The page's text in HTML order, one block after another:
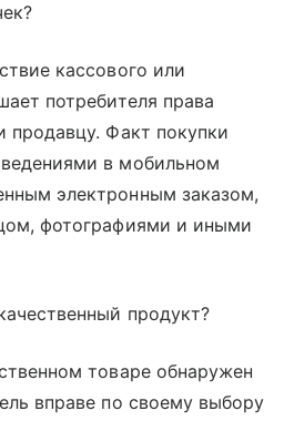
кассового или
потребителя права
продавцу. Факт покупки
в мобильном
электронным заказом,
фотографиями и иными
продукт?
товаре обнаружен
вправе по своему выбору